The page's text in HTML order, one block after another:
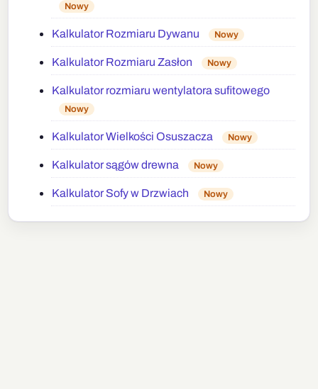
Nowy
Kalkulator Rozmiaru Dywanu Nowy
Kalkulator Rozmiaru Zasłon Nowy
Kalkulator rozmiaru wentylatora sufitowego
Nowy
Kalkulator Wielkości Osuszacza Nowy
Kalkulator sągów drewna Nowy
Kalkulator Sofy w Drzwiach Nowy